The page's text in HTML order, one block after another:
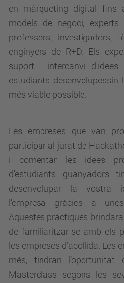
en màrqueting digital fins
models de negoci, experts
professors, investigadors,
enginyers de R+D. Els
suport i intercanvi
estudiants desenvolupessin
més viable possible.
Les empreses que van
participar al jurat de
i comentar les idees
d'estudiants guanyadors
desenvolupar la vostra
l'empresa gràcies a
Aquestes pràctiques
de familiaritzar-se amb els
les empreses d’acollida. Les
més, tindran
Masterclass segons les